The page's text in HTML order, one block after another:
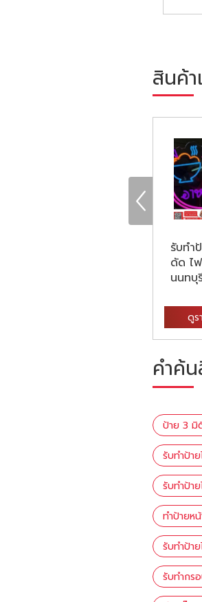
สินค้า
รับทำ
ดัด ไ
นนทบุ
ดูร
คำค้
ป้าย 3 มิ
รับทำป้า
รับทำป้า
ทำป้ายห
รับทำป้า
รับทำกร